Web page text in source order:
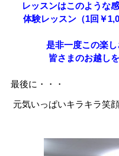
レッスンはこのような
体験レッスン（1回￥
是非一度この楽
皆さまのお越し
最後に・・・
元気いっぱいキラキラ笑